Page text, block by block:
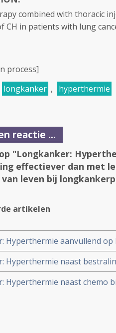
combined with thoracic
CH in patients with lung
process]
longkanker , hyperthermie
reactie ...
"Longkanker:
effectiever dan met
leven bij
artikelen
Hyperthermie aanvullend
alleen en geeft betere
Hyperthermie naast
echter hyperthermie geen
2008
Hyperthermie naast chemo